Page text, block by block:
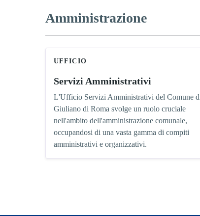
Amministrazione
UFFICIO
Servizi Amministrativi
L'Ufficio Servizi Amministrativi del Comune
Giuliano di Roma svolge un ruolo cruciale
nell'ambito dell'amministrazione comunale,
occupandosi di una vasta gamma di compiti
amministrativi e organizzativi.